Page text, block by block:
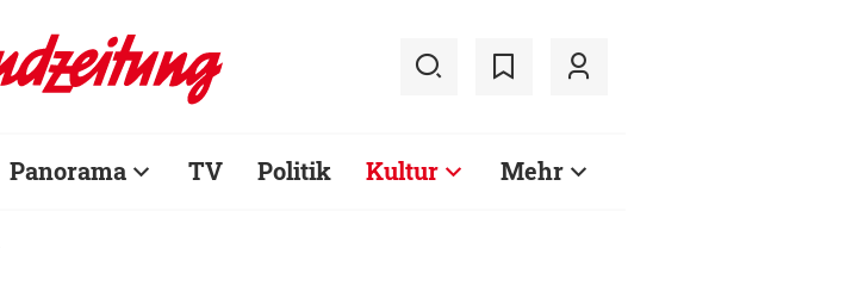
Panorama TV Politik Kultur Mehr